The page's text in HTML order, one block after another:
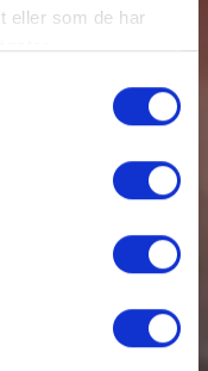
eller som de har